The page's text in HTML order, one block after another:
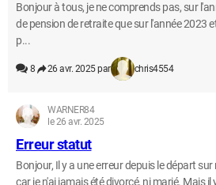
Bonjour à tous, je ne comprends pas, sur
de pension de retraite que sur l'année 2023
p...
8 26 avr. 2025 par chris4554
WARNER84
le 26 avr. 2025
Erreur statut
Bonjour, Il y a une erreur depuis le départ
car je n'ai jamais été divorcé, ni marié. Mais il